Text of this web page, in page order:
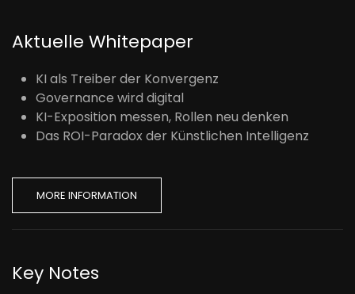
Aktuelle Whitepaper
KI als Treiber der Konvergenz
Governance wird digital
KI-Exposition messen, Rollen neu denken
Das ROI-Paradox der Künstlichen Intelligenz
MORE INFORMATION
Key Notes